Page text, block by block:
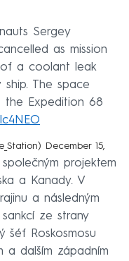
Sergey
as mission
a coolant leak
The space
Expedition 68
December 15,
projektem
a Kanady. V
a následným
ze strany
šéf Roskosmosu
a dalším západním